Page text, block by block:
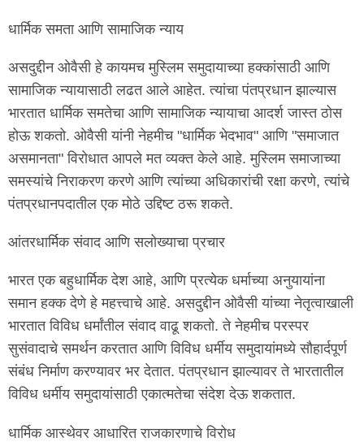
धार्मिक समता आणि सामाजिक न्याय
असदुद्दीन ओवैसी हे कायमच मुस्लिम समुदायाच्या हक्कांसाठी आणि
सामाजिक न्यायासाठी लढत आले आहेत. त्यांचा पंतप्रधान झाल्यास
भारतात धार्मिक समतेचा आणि सामाजिक न्यायाचा आदर्श जास्त ठोस
होऊ शकतो. ओवैसी यांनी नेहमीच "धार्मिक भेदभाव" आणि "समाजात
असमानता" विरोधात आपले मत व्यक्त केले आहे. मुस्लिम समाजाच्या
समस्यांचे निराकरण करणे आणि त्यांच्या अधिकारांची रक्षा करणे, त्यांचे
पंतप्रधानपदातील एक मोठे उद्दिष्ट ठरू शकते.
आंतरधार्मिक संवाद आणि सलोख्याचा प्रचार
भारत एक बहुधार्मिक देश आहे, आणि प्रत्येक धर्माच्या अनुयायांना
समान हक्क देणे हे महत्त्वाचे आहे. असदुद्दीन ओवैसी यांच्या नेतृत्वाखाली
भारतात विविध धर्मांतील संवाद वाढू शकतो. ते नेहमीच परस्पर
सुसंवादाचे समर्थन करतात आणि विविध धर्मीय समुदायांमध्ये सौहार्दपूर्ण
संबंध निर्माण करण्यावर भर देतात. पंतप्रधान झाल्यावर ते भारतातील
विविध धर्मीय समुदायांसाठी एकात्मतेचा संदेश देऊ शकतात.
धार्मिक आस्थेवर आधारित राजकारणाचे विरोध